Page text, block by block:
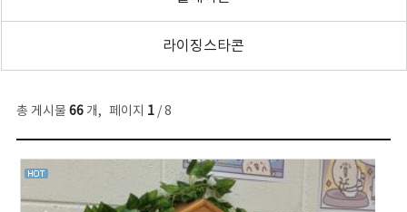
라이징스타콘
총 게시물 66개, 페이지 1/ 8